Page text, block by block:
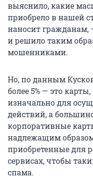
выяснило, какие
приобрело в нашей
наносит
и решило таким
мошенниками.
Но, по данным
более 5% — это
изначально для
действий, а
корпоративные
надлежащим
приобретенные для
сервисах, чтобы
спама.